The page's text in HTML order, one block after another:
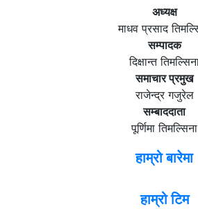
अध्यक्ष
माधव प्रसाद
सम्पादक
दिक्षान्त
समाचार प्रमुख
राजेन्द्र गजुरेल
सम्बाददाता
पूर्णिमा तिमल्सिना
हाम्रो बारेमा
हाम्रो टिम